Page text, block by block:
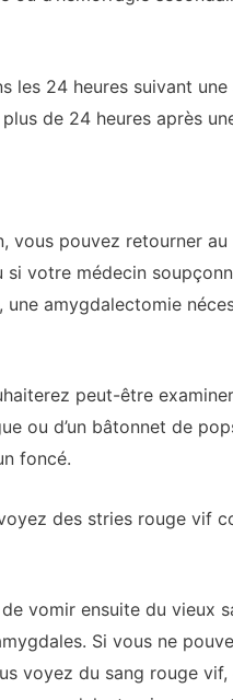
les 24 heures suivant
de 24 heures après
vous pouvez retourner
votre médecin
amygdalectomie
peut-être
ou d’un bâtonnet de
foncé.
des stries rouge vif
vomir ensuite du vieux
Si vous ne
voyez du sang rouge